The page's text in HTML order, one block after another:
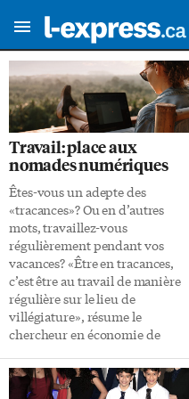
Travail: place aux
nomades numériques
Êtes-vous un adepte des
«tracances»? Ou en d’autres
mots, travaillez-vous
régulièrement pendant vos
vacances? «Être en tracances,
c’est être au travail de manière
régulière sur le lieu de
villégiature», résume le
chercheur en économie de
Clément Marinos. Travailler à
distance grâce à une connexion